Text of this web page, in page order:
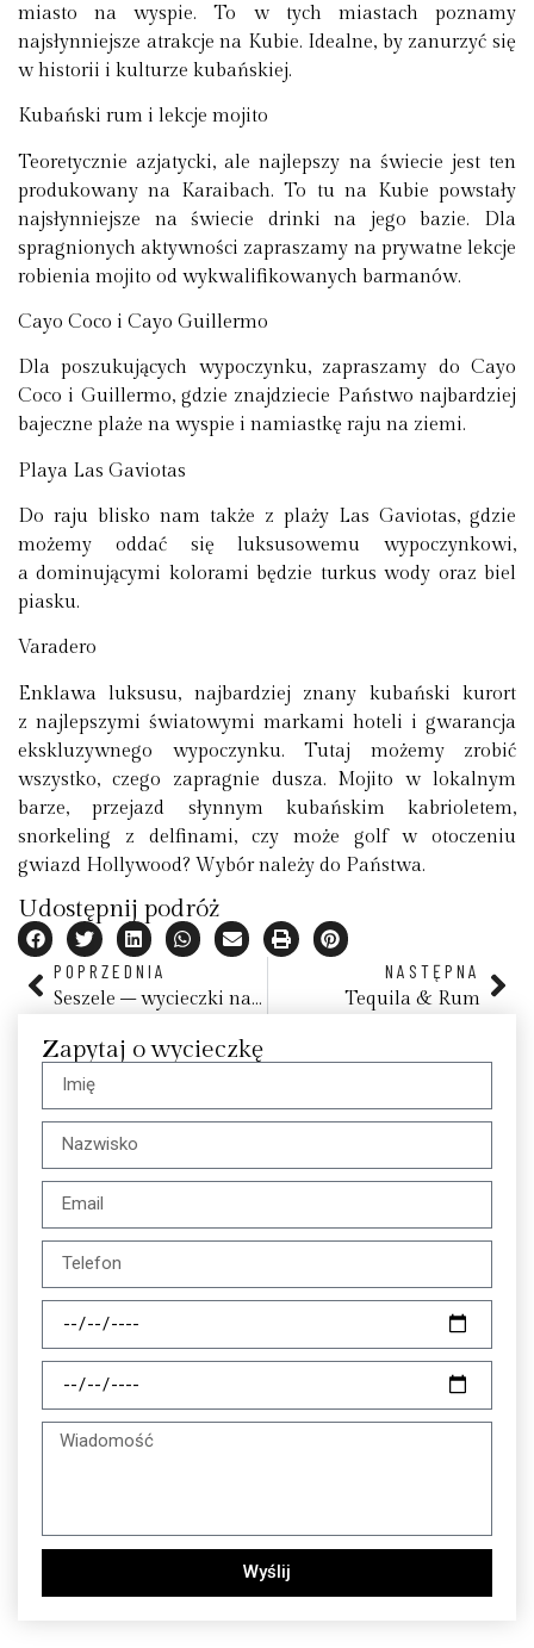
miasto na wyspie. To w tych miastach poznamy
najsłynniejsze atrakcje na Kubie. Idealne, by zanurzyć się
w historii i kulturze kubańskiej.
Kubański rum i lekcje mojito
Teoretycznie azjatycki, ale najlepszy na świecie jest ten
produkowany na Karaibach. To tu na Kubie powstały
najsłynniejsze na świecie drinki na jego bazie. Dla
spragnionych aktywności zapraszamy na prywatne lekcje
robienia mojito od wykwalifikowanych barmanów.
Cayo Coco i Cayo Guillermo
Dla poszukujących wypoczynku, zapraszamy do Cayo
Coco i Guillermo, gdzie znajdziecie Państwo najbardziej
bajeczne plaże na wyspie i namiastkę raju na ziemi.
Playa Las Gaviotas
Do raju blisko nam także z plaży Las Gaviotas, gdzie
możemy oddać się luksusowemu wypoczynkowi,
a dominującymi kolorami będzie turkus wody oraz biel
piasku.
Varadero
Enklawa luksusu, najbardziej znany kubański kurort
z najlepszymi światowymi markami hoteli i gwarancja
ekskluzywnego wypoczynku. Tutaj możemy zrobić
wszystko, czego zapragnie dusza. Mojito w lokalnym
barze, przejazd słynnym kubańskim kabrioletem,
snorkeling z delfinami, czy może golf w otoczeniu
gwiazd Hollywood? Wybór należy do Państwa.
Udostępnij podróż
POPRZEDNIA
Seszele – wycieczki na rajskie wyspy to specjalność biura CARTER®
NASTĘPNA
Tequila & Rum
Zapytaj o wycieczkę
Wyślij